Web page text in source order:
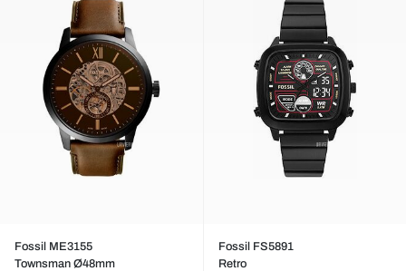
Fossil ME3155
Townsman Ø48mm
Fossil FS5891
Retro